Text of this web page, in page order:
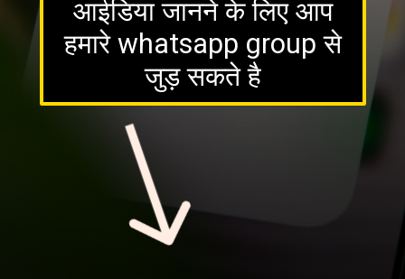
आईडिया जानने के लिए आप
हमारे whatsapp group से
जुड़ सकते है